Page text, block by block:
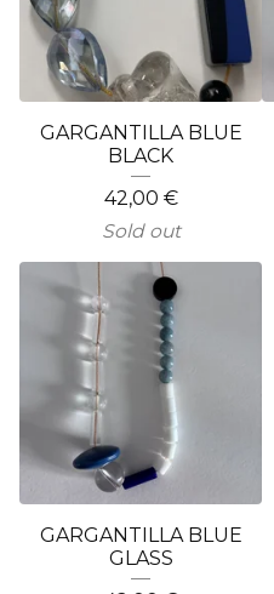
GARGANTILLA BLUE
BLACK
42,00 €
Sold out
GARGANTILLA BLUE
GLASS